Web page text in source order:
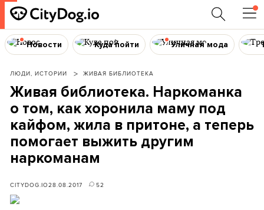
Новости Куда пойти Уличная мода
ЛЮДИ, ИСТОРИИ ЖИВАЯ БИБЛИОТЕКА
Живая библиотека. Наркоманка
о том, как хоронила маму под
кайфом, жила в притоне, а теперь
помогает выжить другим
наркоманам
CITYDOG.IO28.08.2017 52